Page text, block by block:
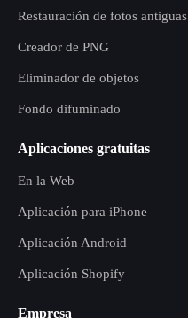
Restauración de fotos antiguas
Creador de PNG
Eliminador de objetos
Fondo difuminado
Aplicaciones gratuitas
En la Web
Aplicación para iPhone
Aplicación Android
Aplicación Shopify
Empresa